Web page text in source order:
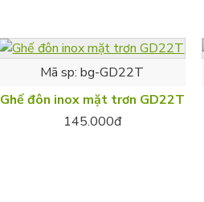
Mã sp: bg-GD22T
Ghế đôn inox mặt trơn GD22T
145.000đ